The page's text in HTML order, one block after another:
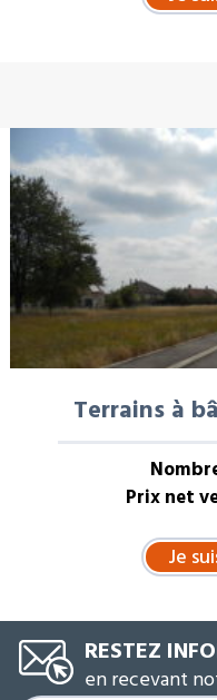
Terrains à
Prix net
RESTEZ
en recevant